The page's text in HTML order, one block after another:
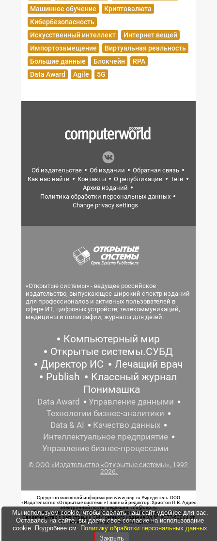
Машинное обучение
Криптовалюта
Кибербезопасность
Искусственный интеллект
Интернет вещей
Импортозамещение
Виртуальная реальность
Большие данные
Блокчейн
RPA
Data Award
Agile 5G
Об издательстве Об издании
Обратная связь
Как нас найти
Контакты О републикации
Теги
Архив изданий
Политика обработки персональных данных
Change privacy settings
«Открытые системы» - ведущее российское
издательство, выпускающее широкий спектр изданий
для профессионалов и активных пользователей в
сфере ИТ, цифровых устройств, телекоммуникаций,
медицины и полиграфии, журналы для детей.
Компьютерный мир
Открытые системы.СУБД
Директор ИС
Лечащий врач
Publish
Классный журнал
Понимашка
Data Award
Управление данными
Технологии бизнес-аналитики
Data & AI
Качество данных
Интеллектуальное предприятие
Управление бизнес-процессами
© ООО «Издательство «Открытые системы», 1992-
2026.
Средство массовой информации www.osp.ru Учредитель: ООО
«Издательство «Открытые системы» Главный редактор: Христов П.В. Адрес
электронной почты редакции: info@osp.ru
Телефон редакции: 7 (499) 703-18-54 Возрастная маркировка: 12+
Свидетельство о регистрации СМИ сетевого издания Эл.№ ФС77-62008 от
05 июня 2015 г. выдано Роскомнадзором.
Мы используем cookie, чтобы сделать наш сайт удобнее для вас.
Оставаясь на сайте, вы даете свое согласие на использование
cookie. Подробнее см. Политику обработки персональных данных
Закрыть